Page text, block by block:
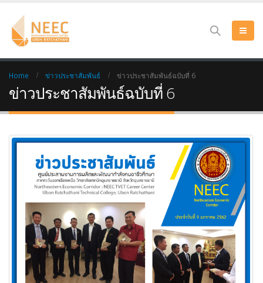
Home ข่าวประชาสัมพันธ์ ข่าวประชาสัมพันธ์ฉบับที่ 6
ข่าวประชาสัมพันธ์ฉบับที่ 6